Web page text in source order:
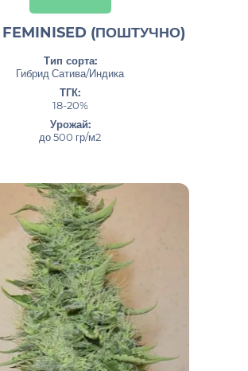
FEMINISED (ПОШТУЧНО)
Тип сорта:
Гибрид Сатива/Индика
ТГК:
18-20%
Урожай:
до 500 гр/м2